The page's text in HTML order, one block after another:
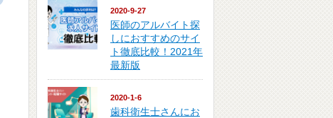
2020-9-27
医師のアルバイト探
しにおすすめのサイ
ト徹底比較！2021年
最新版
2020-1-6
歯科衛生士さんにお